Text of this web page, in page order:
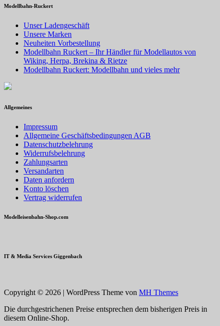
Modellbahn-Ruckert
Unser Ladengeschäft
Unsere Marken
Neuheiten Vorbestellung
Modellbahn Ruckert – Ihr Händler für Modellautos von
Wiking, Herpa, Brekina & Rietze
Modellbahn Ruckert: Modellbahn und vieles mehr
Allgemeines
Impressum
Allgemeine Geschäftsbedingungen AGB
Datenschutzbelehrung
Widerrufsbelehrung
Zahlungsarten
Versandarten
Daten anfordern
Konto löschen
Vertrag widerrufen
Modelleisenbahn-Shop.com
IT & Media Services Giggenbach
Copyright © 2026 | WordPress Theme von MH Themes
Die durchgestrichenen Preise entsprechen dem bisherigen Preis in
diesem Online-Shop.